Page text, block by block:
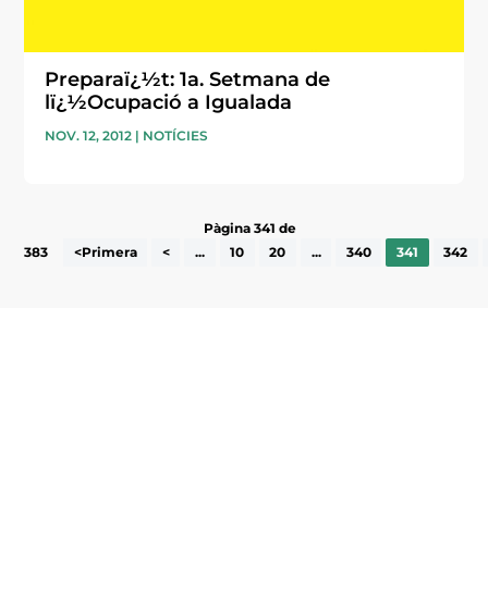
Preparaï¿½t: 1a. Setmana de
lï¿½Ocupació a Igualada
NOV. 12, 2012 | NOTÍCIES
Pàgina 341 de
383
<Primera < ... 10 20 ... 340 341 342